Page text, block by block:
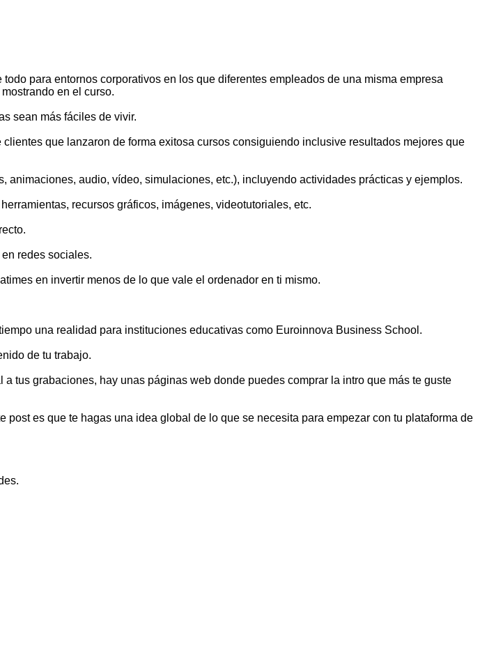
para entornos corporativos en los que diferentes empleados de una misma empresa
en el curso.
sean más fáciles de vivir.
que lanzaron de forma exitosa cursos consiguiendo inclusive resultados mejores que
audio, vídeo, simulaciones, etc.), incluyendo actividades prácticas y ejemplos.
recursos gráficos, imágenes, videotutoriales, etc.
redes sociales.
en invertir menos de lo que vale el ordenador en ti mismo.
una realidad para instituciones educativas como Euroinnova Business School.
de tu trabajo.
tus grabaciones, hay unas páginas web donde puedes comprar la intro que más te guste
es que te hagas una idea global de lo que se necesita para empezar con tu plataforma de